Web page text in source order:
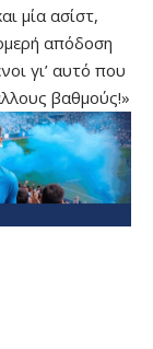
μία ασίστ,
απόδοση
γι’ αυτό που
βαθμούς!»